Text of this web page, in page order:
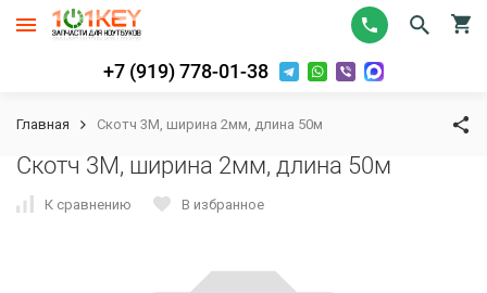
+7 (919) 778-01-38
Главная Скотч 3M, ширина 2мм, длина 50м
Скотч 3M, ширина 2мм, длина 50м
К сравнению В избранное